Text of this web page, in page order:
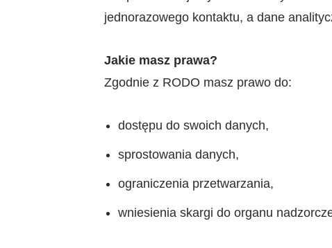
jednorazowego kontaktu, a dane
Jakie masz prawa?
Zgodnie z RODO masz prawo do:
dostępu do swoich danych,
sprostowania danych,
ograniczenia przetwarzania,
wniesienia skargi do organu